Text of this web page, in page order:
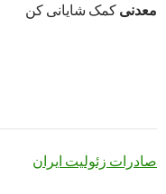
معدنی کمک شایانی کن
صادرات زئولیت ایران